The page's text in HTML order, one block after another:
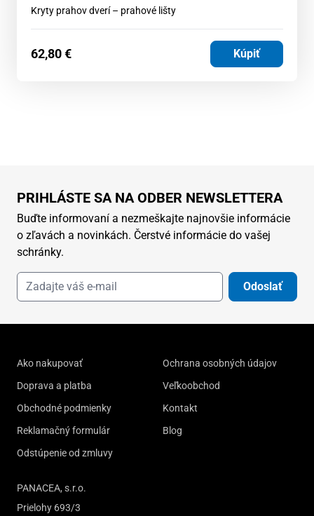
Kryty prahov dverí – prahové lišty
62,80€ Kúpiť
PRIHLÁSTE SA NA ODBER NEWSLETTERA
Buďte informovaní a nezmeškajte najnovšie informácie
o zľavách a novinkách. Čerstvé informácie do vašej
schránky.
Odoslať
Ako nakupovať
Doprava a platba
Obchodné podmienky
Reklamačný formulár
Odstúpenie od zmluvy
Ochrana osobných údajov
Veľkoobchod
Kontakt
Blog
PANACEA, s.r.o.
Prielohy 693/3